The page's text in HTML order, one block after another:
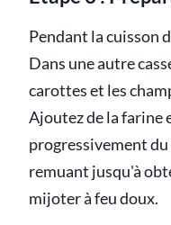
Pendant la cuisson
Dans une autre
carottes et les
Ajoutez de la farine
progressivement
remuant jusqu'à
mijoter à feu doux.